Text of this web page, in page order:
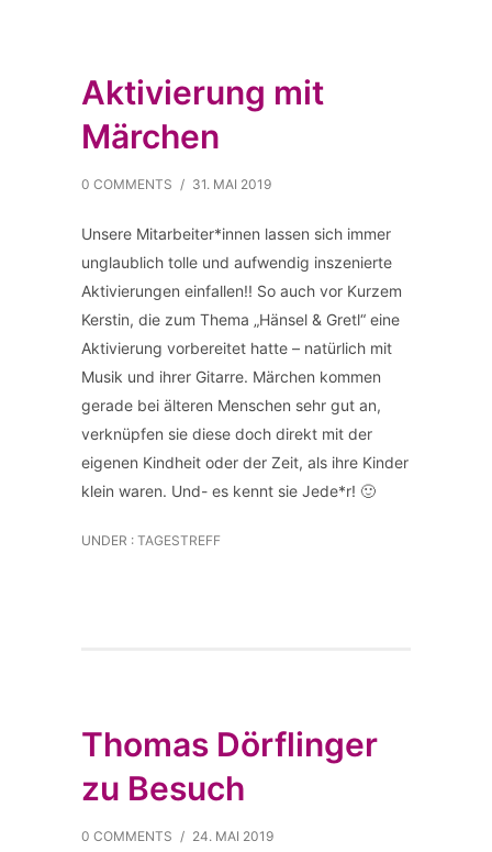
Aktivierung mit
Märchen
0 COMMENTS / 31. MAI 2019
Unsere Mitarbeiter*innen lassen sich immer
unglaublich tolle und aufwendig inszenierte
Aktivierungen einfallen!! So auch vor Kurzem
Kerstin, die zum Thema „Hänsel & Gretl“ eine
Aktivierung vorbereitet hatte – natürlich mit
Musik und ihrer Gitarre. Märchen kommen
gerade bei älteren Menschen sehr gut an,
verknüpfen sie diese doch direkt mit der
eigenen Kindheit oder der Zeit, als ihre Kinder
klein waren. Und- es kennt sie Jede*r! 🙂
UNDER : TAGESTREFF
Thomas Dörflinger
zu Besuch
0 COMMENTS / 24. MAI 2019